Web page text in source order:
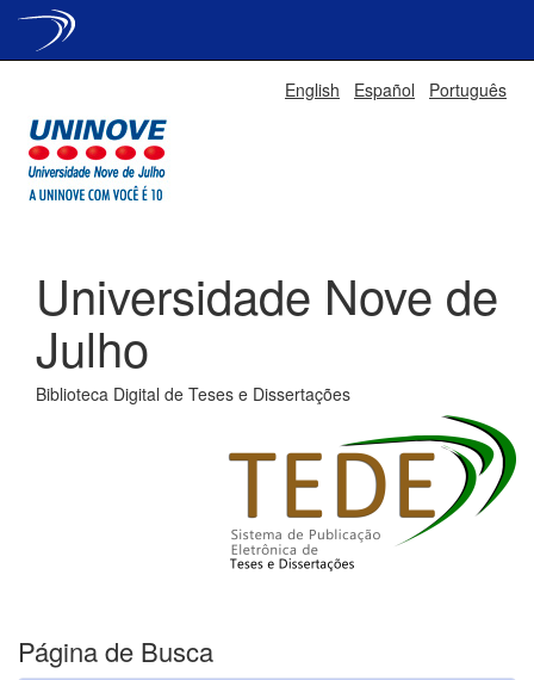
English Español Português
Universidade Nove de
Julho
Biblioteca Digital de Teses e Dissertações
Página de Busca